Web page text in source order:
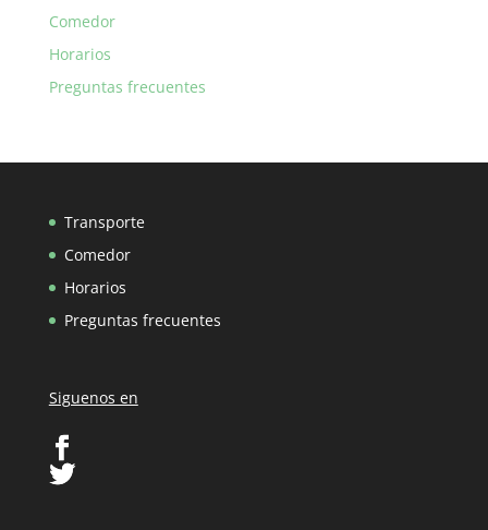
Comedor
Horarios
Preguntas frecuentes
Transporte
Comedor
Horarios
Preguntas frecuentes
Siguenos en